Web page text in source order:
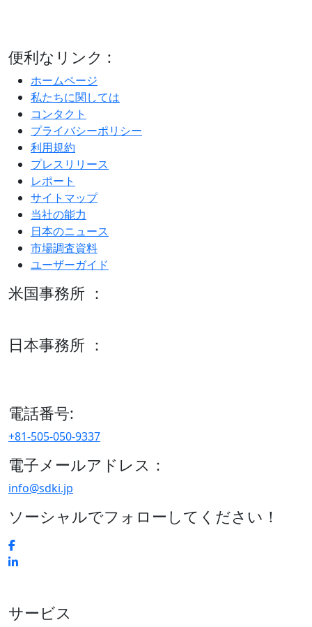
便利なリンク :
ホームページ
私たちに関しては
コンタクト
プライバシーポリシー
利用規約
プレスリリース
レポート
サイトマップ
当社の能力
日本のニュース
市場調査資料
ユーザーガイド
米国事務所 ：
日本事務所 ：
電話番号:
+81-505-050-9337
電子メールアドレス：
info@sdki.jp
ソーシャルでフォローしてください！
サービス